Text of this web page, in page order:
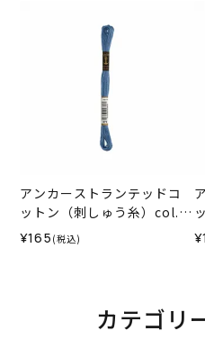
アンカーストランテッドコ
ットン（刺しゅう糸）col.0
978
¥165 (税込)
カテゴリ